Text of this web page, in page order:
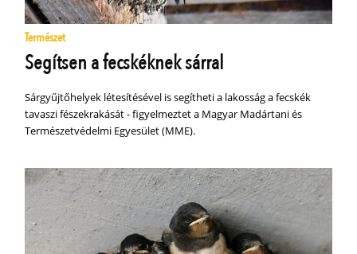
Természet
Segítsen a fecskéknek sárral
Sárgyűjtőhelyek létesítésével is segítheti a lakosság a fecskék
tavaszi fészekrakását - figyelmeztet a Magyar Madártani és
Természetvédelmi Egyesület (MME).